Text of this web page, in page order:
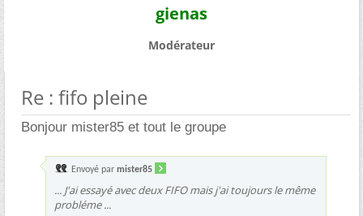
gienas
Modérateur
Re : fifo pleine
Bonjour mister85 et tout le groupe
Envoyé par mister85
... J'ai essayé avec deux FIFO mais j'ai toujours le même
probléme ...